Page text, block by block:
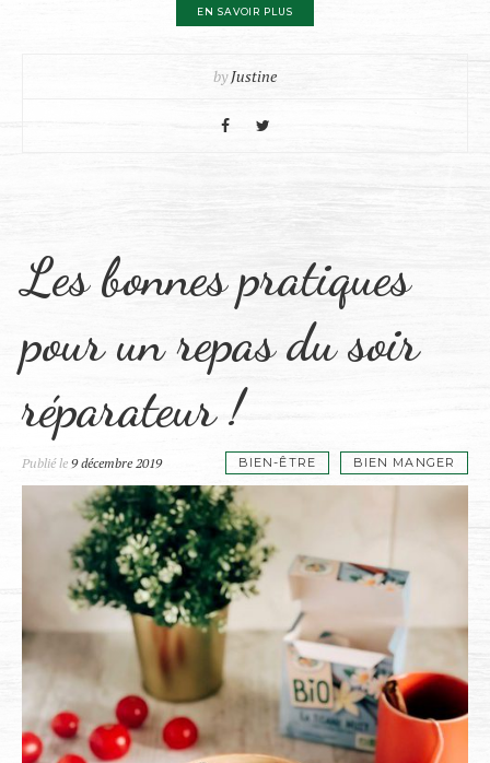
EN SAVOIR PLUS
byJustine
Les bonnes pratiques
pour un repas du soir
réparateur !
Publié le 9 décembre 2019 BIEN-ÊTRE BIEN MANGER